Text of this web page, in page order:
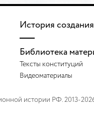
История создания
Библиотека
Тексты конституций
Видеоматериалы
истории РФ. 2013-